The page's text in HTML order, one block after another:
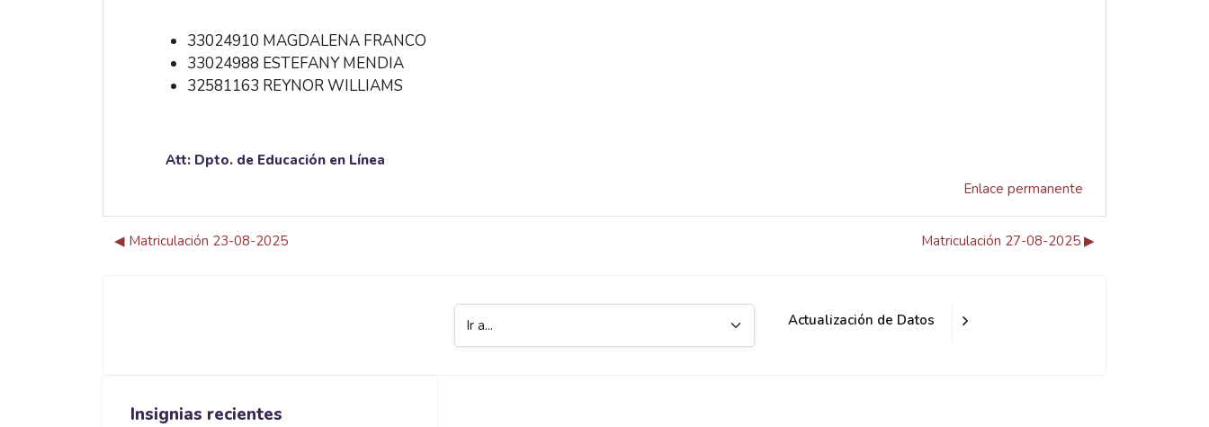
33024910 MAGDALENA FRANCO
33024988 ESTEFANY MENDIA
32581163 REYNOR WILLIAMS
Att: Dpto. de Educación en Línea
Enlace permanente
◀︎ Matriculación 23-08-2025 Matriculación 27-08-2025 ▶︎
Ir a...
Actualización de Datos
Insignias recientes